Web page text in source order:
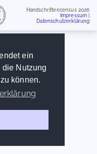
ein
Nutzung
können.
Handschriftencensus 2026
Impressum
Datenschutzerklärung